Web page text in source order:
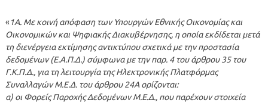
«1Α. Με κοινή απόφαση των Υπουργών Εθνικής Οικονομίας και
Οικονομικών και Ψηφιακής Διακυβέρνησης, η οποία εκδίδεται μετά
τη διενέργεια εκτίμησης αντικτύπου σχετικά με την προστασία
δεδομένων (Ε.Α.Π.Δ.) σύμφωνα με την παρ. 4 του άρθρου 35 του
Γ.Κ.Π.Δ., για τη λειτουργία της Ηλεκτρονικής Πλατφόρμας
Συναλλαγών Μ.Ε.Δ. του άρθρου 24Α ορίζονται:
α) οι Φορείς Παροχής Δεδομένων Μ.Ε.Δ., που παρέχουν στοιχεία